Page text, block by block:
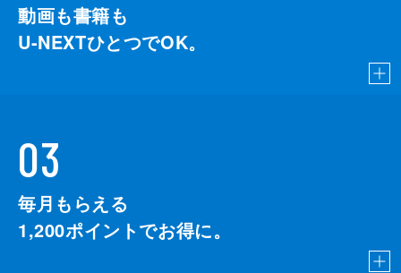
動画も書籍も
U-NEXTひとつでOK。
03
毎月もらえる
1,200ポイントでお得に。